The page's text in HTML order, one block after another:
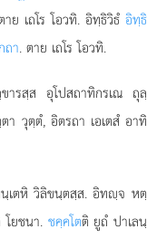
ย เถโร โอวทิ. อิทฺธิวิธํ อิทฺธิ
ถา. ตาย เถโร โอวทิ.
ารสฺส อุโปสถาทิกรเณ ถุลฺ
วุตฺตํ, อิตรถา เอเตสํ อาทิ
เตหิ วิลิขนฺตสฺส. อิทฺจ หตฺ
ยชนา. ชคฺคโตติ ยูถํ ปาเลนฺ